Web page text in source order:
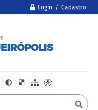
Login / Cadastro